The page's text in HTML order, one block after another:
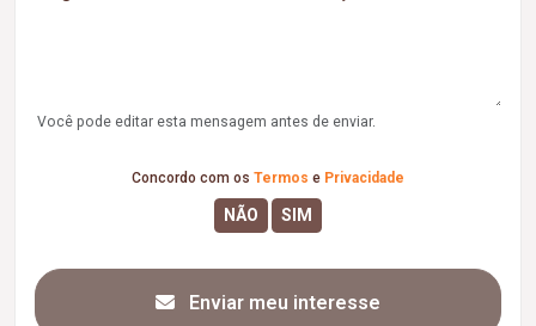
Você pode editar esta mensagem antes de enviar.
Concordo com os Termos e Privacidade
Enviar meu interesse